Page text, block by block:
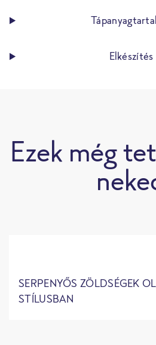
Elkészítés
Ezek még
SERPENYŐS ZÖLDSÉGEK
STÍLUSBAN